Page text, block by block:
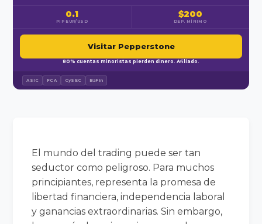
0.1
PIP EUR/USD
$200
DEP. MÍNIMO
Visitar Pepperstone
80% cuentas minoristas pierden dinero. Afiliado.
ASIC FCA CySEC BaFin
El mundo del trading puede ser tan
seductor como peligroso. Para muchos
principiantes, representa la promesa de
libertad financiera, independencia laboral
y ganancias extraordinarias. Sin embargo,